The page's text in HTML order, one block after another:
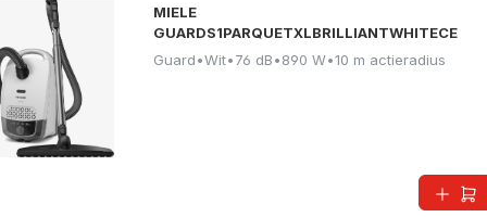
MIELE
GUARDS1PARQUETXLBRILLIANTWHITECE
Guard•Wit•76 dB•890 W•10 m actieradius